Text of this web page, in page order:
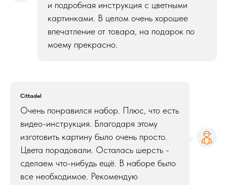
и подробная инструкция с цветными
картинками. В целом очень хорошее
впечатление от товара, на подарок по
моему прекрасно.
Cittadel
Очень понравился набор. Плюс, что есть
видео-инструкция. Благодаря этому
изготовить картину было очень просто.
Цвета порадовали. Осталась шерсть -
сделаем что-нибудь ещё. В наборе было
все необходимое. Рекомендую